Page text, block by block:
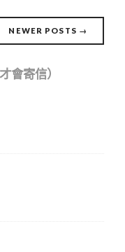
NEWER POSTS →
會寄信）